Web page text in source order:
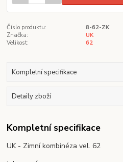
Číslo produktu:
8-62-ZK
Značka:
UK
Velikost:
62
Kompletní specifikace
Detaily zboží
Kompletní specifikace
UK - Zimní kombinéza vel. 62